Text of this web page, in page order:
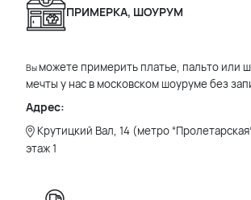
ПРИМЕРКА, ШОУРУМ
Вы можете примерить платье, пальто или
мечты у нас в московском шоуруме без
Адрес:
Крутицкий Вал, 14 (метро
этаж 1